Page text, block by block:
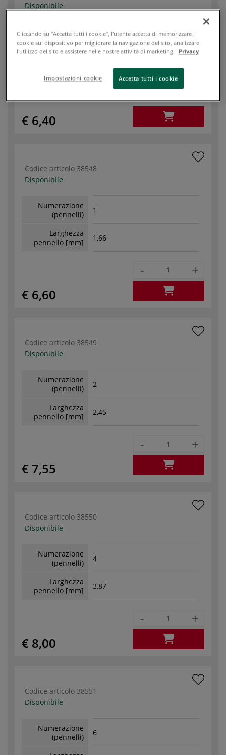
Disponibile
Numerazione
(pennelli)
0
€ 6,40
Codice articolo 38548
Disponibile
Numerazione
(pennelli)
1
Larghezza
pennello [mm]
1,66
€ 6,60
- +
Codice articolo 38549
Disponibile
Numerazione
(pennelli)
2
Larghezza
pennello [mm]
2,45
€ 7,55
- +
Codice articolo 38550
Disponibile
Numerazione
(pennelli)
4
Larghezza
pennello [mm]
3,87
€ 8,00
- +
Codice articolo 38551
Disponibile
Numerazione
(pennelli)
6
Cliccando su “Accetta tutti i cookie”, l'utente accetta di memorizzare i
cookie sul dispositivo per migliorare la navigazione del sito, analizzare
l'utilizzo del sito e assistere nelle nostre attività di marketing.
Privacy
Impostazioni cookie Accetta tutti i cookie